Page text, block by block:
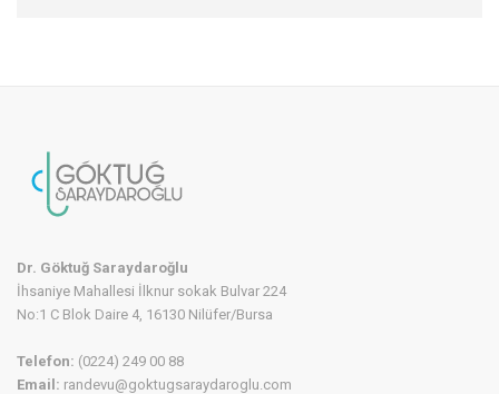
Dr. Göktuğ Saraydaroğlu
İhsaniye Mahallesi İlknur sokak Bulvar 224
No:1 C Blok Daire 4, 16130 Nilüfer/Bursa
Telefon: (0224) 249 00 88
Email: randevu@goktugsaraydaroglu.com